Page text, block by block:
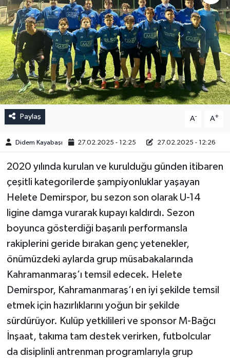
Paylaş A- A+
Didem Kayabaşı 27.02.2025 - 12:25 27.02.2025 - 12:26
2020 yılında kurulan ve kurulduğu günden itibaren
çeşitli kategorilerde şampiyonluklar yaşayan
Helete Demirspor, bu sezon son olarak U-14
ligine damga vurarak kupayı kaldırdı. Sezon
boyunca gösterdiği başarılı performansla
rakiplerini geride bırakan genç yetenekler,
önümüzdeki aylarda grup müsabakalarında
Kahramanmaraş’ı temsil edecek. Helete
Demirspor, Kahramanmaraş’ı en iyi şekilde temsil
etmek için hazırlıklarını yoğun bir şekilde
sürdürüyor. Kulüp yetkilileri ve sponsor M-Bağcı
İnşaat, takıma tam destek verirken, futbolcular
da disiplinli antrenman programlarıyla grup